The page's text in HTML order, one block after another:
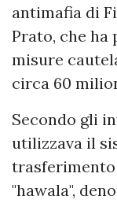
antimafia di
Prato, che ha
misure
circa 60
Secondo gli
utilizzava il
"hawala",